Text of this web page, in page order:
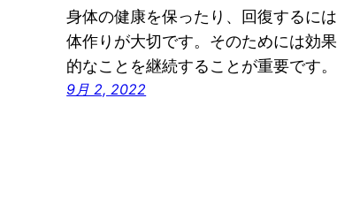
身体の健康を保ったり、回復するには
体作りが大切です。そのためには効果
的なことを継続することが重要です。
9月 2, 2022